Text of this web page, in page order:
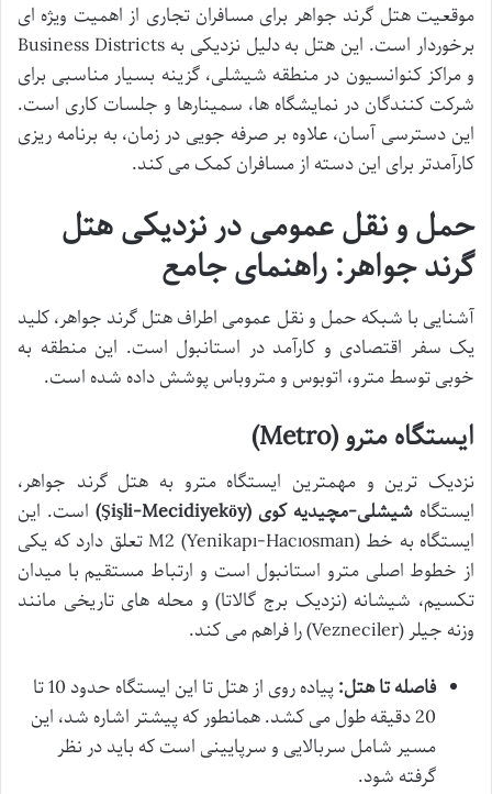
موقعیت هتل گرند جواهر برای مسافران تجاری از اهمیت ویژه ای
برخوردار است. این هتل به دلیل نزدیکی به Business Districts
و مراکز کنوانسیون در منطقه شیشلی، گزینه بسیار مناسبی برای
شرکت کنندگان در نمایشگاه ها، سمینارها و جلسات کاری است.
این دسترسی آسان، علاوه بر صرفه جویی در زمان، به برنامه ریزی
کارآمدتر برای این دسته از مسافران کمک می کند.
حمل و نقل عمومی در نزدیکی هتل
گرند جواهر: راهنمای جامع
آشنایی با شبکه حمل و نقل عمومی اطراف هتل گرند جواهر، کلید
یک سفر اقتصادی و کارآمد در استانبول است. این منطقه به
خوبی توسط مترو، اتوبوس و متروباس پوشش داده شده است.
ایستگاه مترو (Metro)
نزدیک ترین و مهمترین ایستگاه مترو به هتل گرند جواهر،
ایستگاه شیشلی-مچیدیه کوی (Şişli-Mecidiyeköy)
است. این
ایستگاه به خط M2 (Yenikapı-Hacıosman) تعلق دارد که یکی
از خطوط اصلی مترو استانبول است و ارتباط مستقیم با میدان
تکسیم، شیشانه (نزدیک برج گالاتا) و محله های تاریخی مانند
وزنه جیلر (Vezneciler) را فراهم می کند.
فاصله تا هتل:
پیاده روی از هتل تا این ایستگاه حدود 10 تا
20 دقیقه طول می کشد. همانطور که پیشتر اشاره شد، این
مسیر شامل سربالایی و سرپایینی است که باید در نظر
گرفته شود.